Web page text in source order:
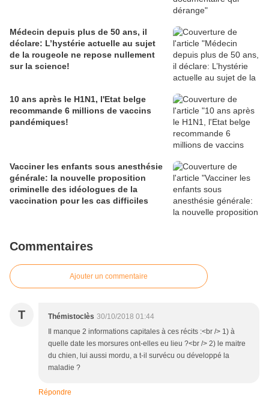
Médecin depuis plus de 50 ans, il
déclare: L’hystérie actuelle au sujet
de la rougeole ne repose nullement
sur la science!
10 ans après le H1N1, l'Etat belge
recommande 6 millions de vaccins
pandémiques!
Vacciner les enfants sous anesthésie
générale: la nouvelle proposition
criminelle des idéologues de la
vaccination pour les cas difficiles
Commentaires
Ajouter un commentaire
T Thémistoclès 30/10/2018 01:44
Il manque 2 informations capitales à ces récits :<br /> 1) à
quelle date les morsures ont-elles eu lieu ?<br /> 2) le maitre
du chien, lui aussi mordu, a t-il survécu ou développé la
maladie ?
Répondre